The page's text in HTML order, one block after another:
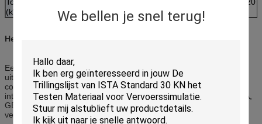
We bellen je snel terug!
(kW)
Het Systeem Discription van
Een volledige reeks van trillings testend systeem is samengesteld
uit schudbeker, machtsversterker en trilling metend
controlesysteem, overeenkomstig de relevante nationale en
internationale normen (zoals: Mil-STD, DIN, ISO, ASTM, CEI, ISTA,
GB, GJB, JIS, BS, enz.) om technische ondersteuning voor het
vestigen van productkwaliteitscontrole te verstrekken